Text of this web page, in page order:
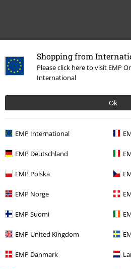
Shopping from
Please click here to visit EMP
International
Ok
EMP International
EMP Deutschland
EMP Polska
EMP Norge
EMP Suomi
EMP United Kingdom
EMP Danmark
Meer categorieën. Meer opties.
Sale % Mannen Accessoires
Sale % Accessoires Riemen en gespen
Mannen Mannenaccessoires Riemen
Nieuw Accessoires Riemen en gespen
Meld je aan en ontvang een code voor
korting!